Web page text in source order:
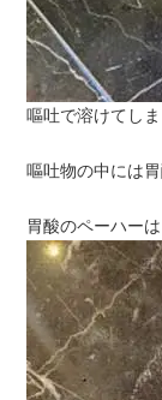
嘔吐で溶けてしま
嘔吐物の中には
胃酸のペーハー